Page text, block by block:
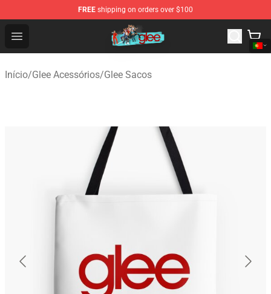
FREE shipping on orders over $100
Open menu
Glee Store - Official Glee Merchandise Shop
Início/Glee Acessórios/Glee Sacos